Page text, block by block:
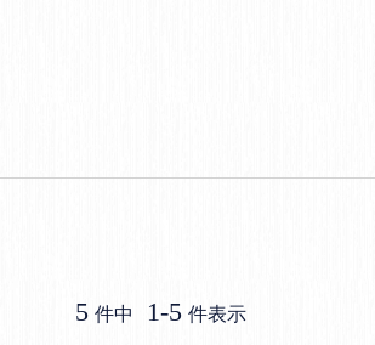
5 件中 1-5 件表示